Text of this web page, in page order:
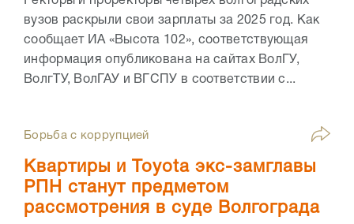
вузов раскрыли свои зарплаты за 2025 год. Как
сообщает ИА «Высота 102», соответствующая
информация опубликована на сайтах ВолГУ,
ВолгТУ, ВолГАУ и ВГСПУ в соответствии с...
Борьба с коррупцией
Квартиры и Toyota экс-замглавы
РПН станут предметом
рассмотрения в суде Волгограда